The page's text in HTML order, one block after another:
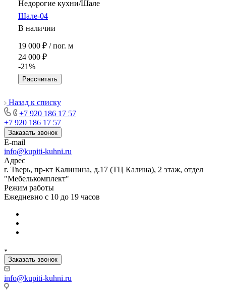
Недорогие кухни/Шале
Шале-04
В наличии
19 000 ₽ / пог. м
24 000 ₽
-21%
Рассчитать
Назад к списку
+7 920 186 17 57
+7 920 186 17 57
Заказать звонок
E-mail
info@kupiti-kuhni.ru
Адрес
г. Тверь, пр-кт Калинина, д.17 (ТЦ Калина), 2 этаж, отдел
"Мебелькомплект"
Режим работы
Ежедневно с 10 до 19 часов
Заказать звонок
info@kupiti-kuhni.ru